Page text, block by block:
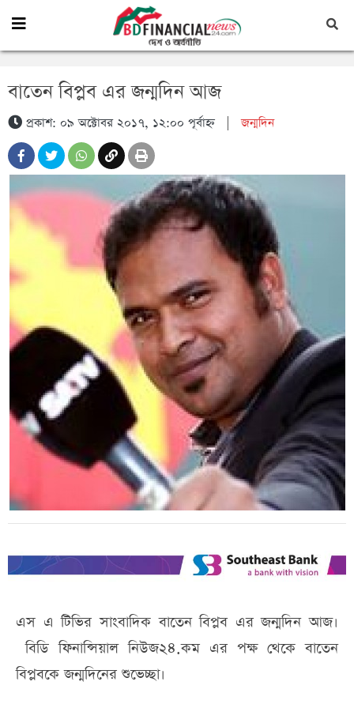
বাতেন বিপ্লব এর জন্মদিন আজ
প্রকাশ: ০৯ অক্টোবর ২০১৭, ১২:০০ পূর্বাহ্ন|জন্মদিন
এস এ টিভির সাংবাদিক বাতেন বিপ্লব এর জন্মদিন আজ।
বিডি ফিনান্সিয়াল নিউজ২৪.কম এর পক্ষ থেকে বাতেন
বিপ্লবকে জন্মদিনের শুভেচ্ছা।